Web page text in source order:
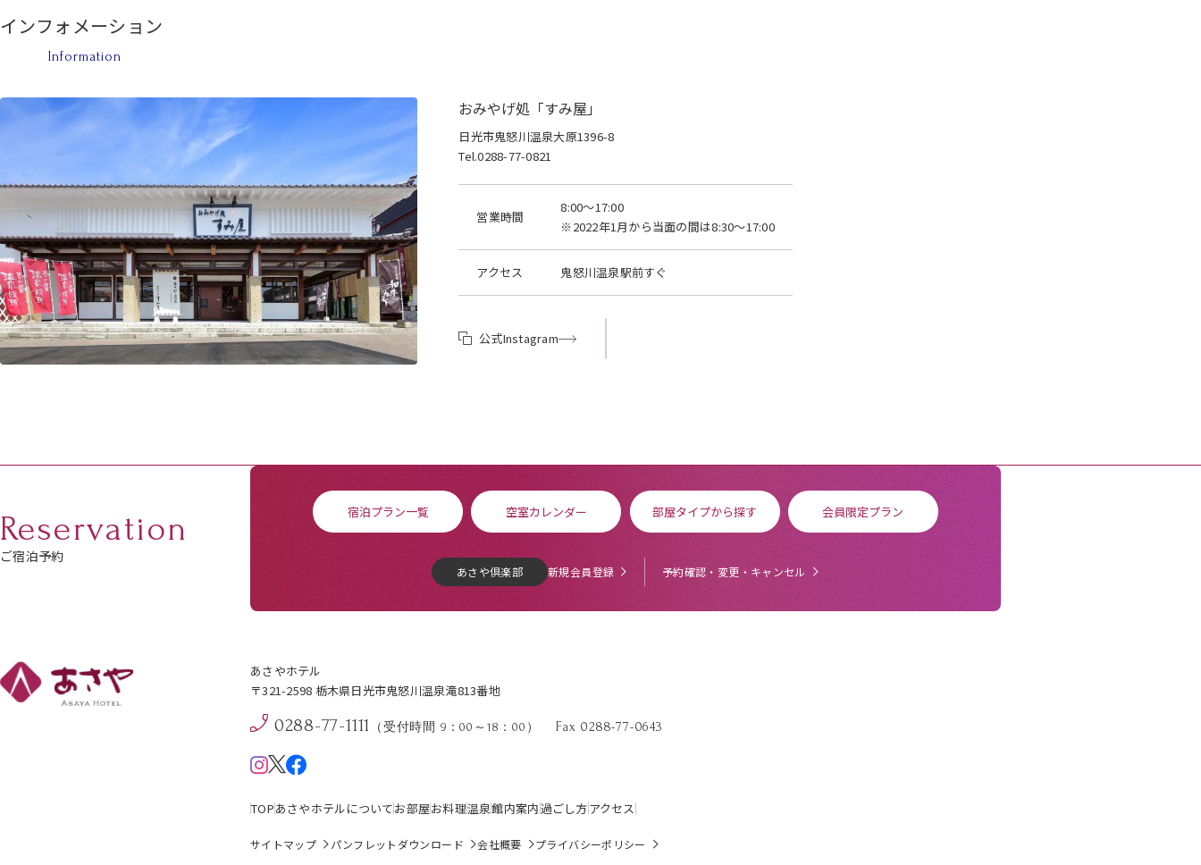
インフォメーション
Information
おみやげ処「すみ屋」
日光市鬼怒川温泉大原1396-8
Tel.0288-77-0821
営業時間
8:00～17:00
※2022年1月から当面の間は8:30～17:00
アクセス 鬼怒川温泉駅前すぐ
公式Instagram
Reservation
ご宿泊予約
宿泊プラン一覧 空室カレンダー 部屋タイプから探す 会員限定プラン
あさや倶楽部 新規会員登録 予約確認・変更・キャンセル
あさやホテル
〒321-2598 栃木県日光市鬼怒川温泉滝813番地
0288-77-1111 （受付時間 9：00～18：00） Fax 0288-77-0643
TOPあさやホテルについてお部屋お料理温泉館内案内過ごし方アクセス
サイトマップ パンフレットダウンロード 会社概要 プライバシーポリシー